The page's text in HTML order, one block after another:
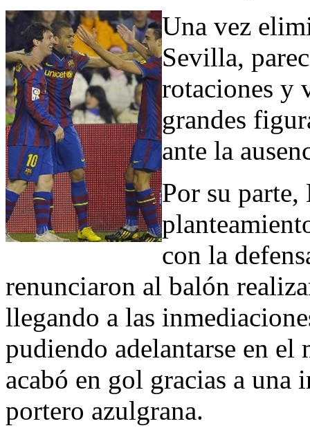
Una vez
Sevilla,
rotaciones y
grandes
ante la
Por su
con la
renunciaron al balón
llegando a las
pudiendo adelantarse en el
acabó en gol gracias a
portero azulgrana.